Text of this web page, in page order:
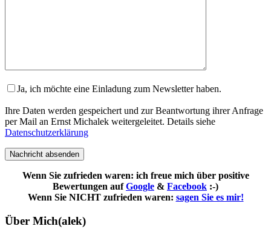
Ja, ich möchte eine Einladung zum Newsletter haben.
lasse
dieses
Feld
Ihre Daten werden gespeichert und zur Beantwortung ihrer Anfrage
per Mail an Ernst Michalek weitergeleitet. Details siehe
Datenschutzerklärung
Wenn Sie zufrieden waren: ich freue mich über positive
Bewertungen aufGoogle & Facebook :-)
Wenn Sie NICHT zufrieden waren: sagen Sie es mir!
Über Mich(alek)